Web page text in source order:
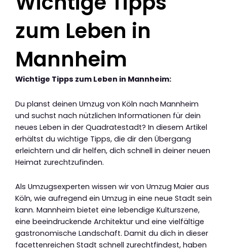
zum Leben in
Mannheim
Wichtige Tipps zum Leben in Mannheim:
Du planst deinen Umzug von Köln nach Mannheim
und suchst nach nützlichen Informationen für dein
neues Leben in der Quadratestadt? In diesem Artikel
erhältst du wichtige Tipps, die dir den Übergang
erleichtern und dir helfen, dich schnell in deiner neuen
Heimat zurechtzufinden.
Als Umzugsexperten wissen wir von Umzug Maier aus
Köln, wie aufregend ein Umzug in eine neue Stadt sein
kann. Mannheim bietet eine lebendige Kulturszene,
eine beeindruckende Architektur und eine vielfältige
gastronomische Landschaft. Damit du dich in dieser
facettenreichen Stadt schnell zurechtfindest, haben